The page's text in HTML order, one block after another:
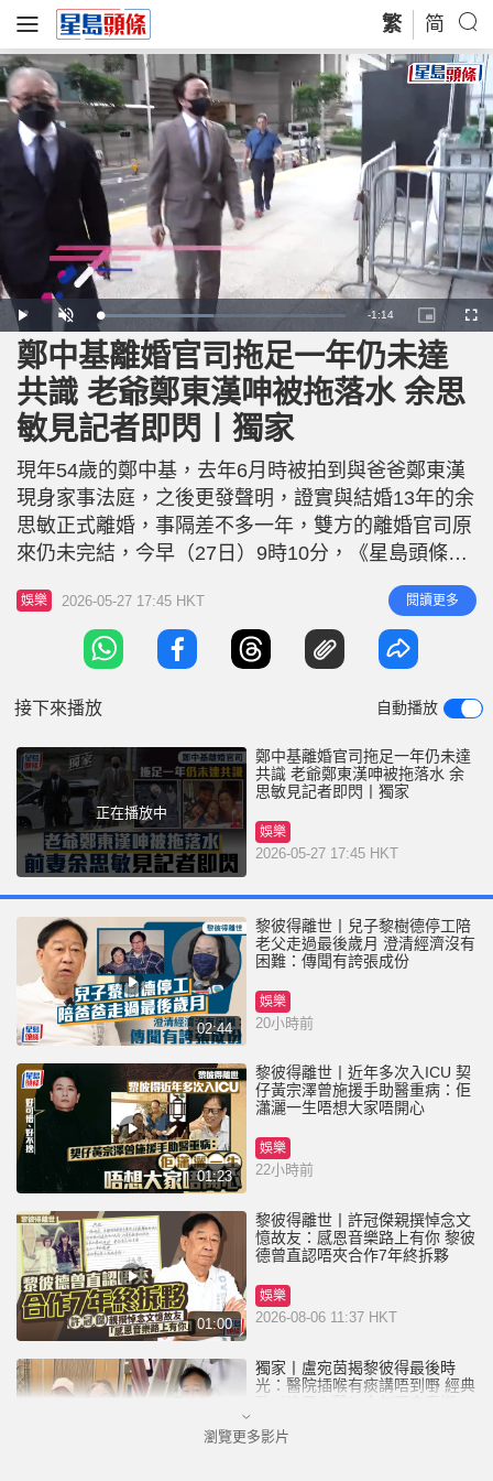
繁 简
P
l
a
y
U
n
m
u
e
L
o
a
d
e
d
:
4
6
4
1
R
e
m
n
n
-1:14
P
i
c
t
u
e
-
c
t
r
F
u
鄭中基離婚官司拖足一年仍未達
共識 老爺鄭東漢呻被拖落水 余思
敏見記者即閃丨獨家
現年54歲的鄭中基，去年6月時被拍到與爸爸鄭東漢
現身家事法庭，之後更發聲明，證實與結婚13年的余
思敏正式離婚，事隔差不多一年，雙方的離婚官司原
來仍未完結，今早（27日）9時10分，《星島頭條》
獨家直擊到鄭中基與爸爸鄭東漢乘坐七人車，再次現
身灣仔家事法庭。 鄭中基神情顯得相當凝重現身家
事法庭 剪短了頭髮兼身穿西裝Look的鄭中基率先落
車，神情顯得相當凝重，他與緊隨其後的父親鄭東漢
娛樂 2026-05-27 17:45 HKT 閱讀更多
接下來播放 自動播放
正在播放中
鄭中基離婚官司拖足一年仍未達
共識 老爺鄭東漢呻被拖落水 余
思敏見記者即閃丨獨家
娛樂
2026-05-27 17:45 HKT
02:44
黎彼得離世丨兒子黎樹德停工陪
老父走過最後歲月 澄清經濟沒有
困難：傳聞有誇張成份
娛樂
20小時前
01:23
黎彼得離世丨近年多次入ICU 契
仔黃宗澤曾施援手助醫重病：佢
瀟灑一生唔想大家唔開心
娛樂
22小時前
01:00
黎彼得離世丨許冠傑親撰悼念文
憶故友：感恩音樂路上有你 黎彼
德曾直認唔夾合作7年終拆夥
娛樂
2026-08-06 11:37 HKT
獨家丨盧宛茵揭黎彼得最後時
光：醫院插喉有痰講唔到嘢 經典
娛樂
瀏覽更多影片